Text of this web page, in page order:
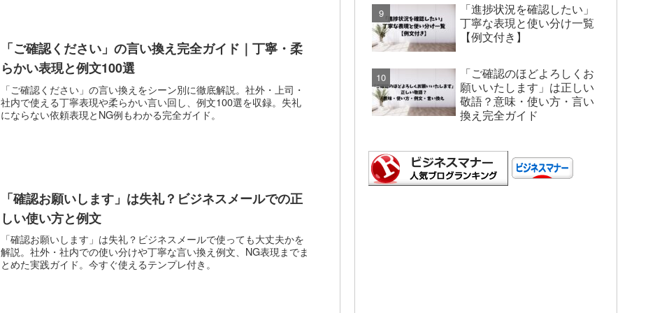
「ご確認ください」の言い換え完全ガイド｜丁寧・柔
らかい表現と例文100選
「ご確認ください」の言い換えをシーン別に徹底解説。社外・上司・
社内で使える丁寧表現や柔らかい言い回し、例文100選を収録。失礼
にならない依頼表現とNG例もわかる完全ガイド。
「確認お願いします」は失礼？ビジネスメールでの正
しい使い方と例文
「確認お願いします」は失礼？ビジネスメールで使っても大丈夫かを
解説。社外・社内での使い分けや丁寧な言い換え例文、NG表現までま
とめた実践ガイド。今すぐ使えるテンプレ付き。
「進捗状況を確認したい」
丁寧な表現と使い分け一覧
【例文付き】
「ご確認のほどよろしくお
願いいたします」は正しい
敬語？意味・使い方・言い
換え完全ガイド